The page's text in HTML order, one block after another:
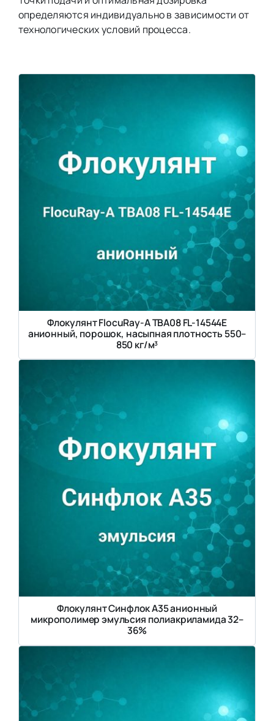
определяются индивидуально в зависимости от
технологических условий процесса.
Флокулянт FlocuRay-A TBA08 FL-14544E
анионный, порошок, насыпная плотность 550–
850 кг/м³
Флокулянт Синфлок А35 анионный
микрополимер эмульсия полиакриламида 32–
36%